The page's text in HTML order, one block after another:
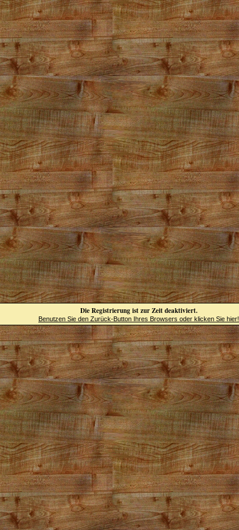
Die Registrierung ist zur Zeit deaktiviert.
Benutzen Sie den Zurück-Button Ihres Browsers oder klicken Sie hier!